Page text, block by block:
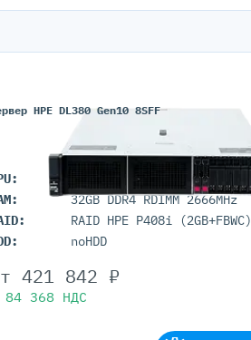
HPE DL380 Gen10 8SFF
32GB DDR4 RDIMM 2666MHz
RAID HPE P408i (2GB+FBWC)
noHDD
421 842 ₽
84 368 НДС